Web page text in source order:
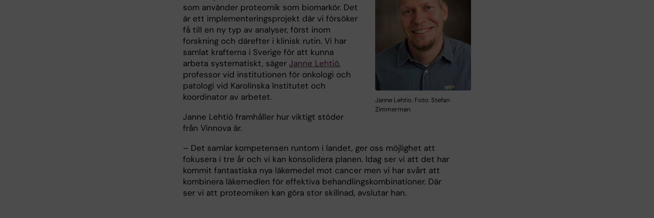
Janne Lehtio. Foto: Stefan
Zimmerman
som använder proteomik som biomarkör. Det
är ett implementeringsprojekt där vi försöker
få till en ny typ av analyser, först inom
forskning och därefter i klinisk rutin. Vi har
samlat krafterna i Sverige för att kunna
arbeta systematiskt, säger Janne Lehtiö,
professor vid institutionen för onkologi och
patologi vid Karolinska Institutet och
koordinator av arbetet.
Janne Lehtiö framhåller hur viktigt stöder
från Vinnova är.
– Det samlar kompetensen runtom i landet, ger oss möjlighet att
fokusera i tre år och vi kan konsolidera planen. Idag ser vi att det har
kommit fantastiska nya läkemedel mot cancer men vi har svårt att
kombinera läkemedlen för effektiva behandlingskombinationer. Där
ser vi att proteomiken kan göra stor skillnad, avslutar han.